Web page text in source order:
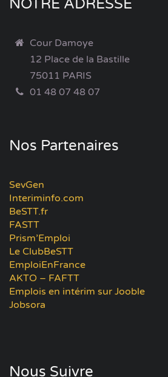
NOTRE ADRESSE
Cour Damoye
12 Place de la Bastille
75011 PARIS
01 48 07 48 07
Nos Partenaires
SevGen
Interiminfo.com
BeSTT.fr
FASTT
Prism’Emploi
Le ClubBeSTT
EmploiEnFrance
AKTO – FAFTT
Emplois en intérim sur Jooble
Jobsora
Nous Suivre